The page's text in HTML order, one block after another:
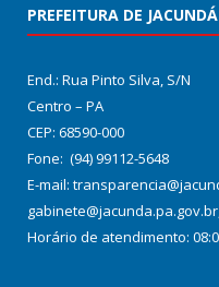
PREFEITURA DE JACUNDÁ
End.: Rua Pinto Silva, S/N
Centro – PA
CEP: 68590-000
Fone: (94) 99112-5648
E-mail:
Horário de atendimento: